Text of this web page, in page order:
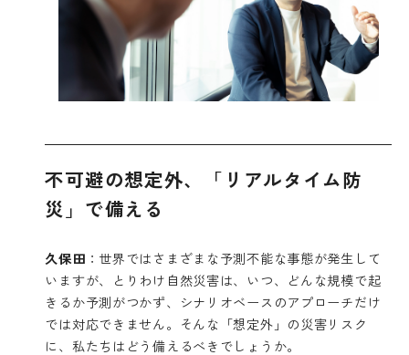
不可避の想定外、「リアルタイム防
災」で備える
久保田 ：世界ではさまざまな予測不能な事態が発生して
いますが、とりわけ自然災害は、いつ、どんな規模で起
きるか予測がつかず、シナリオベースのアプローチだけ
では対応できません。そんな「想定外」の災害リスク
に、私たちはどう備えるべきでしょうか。